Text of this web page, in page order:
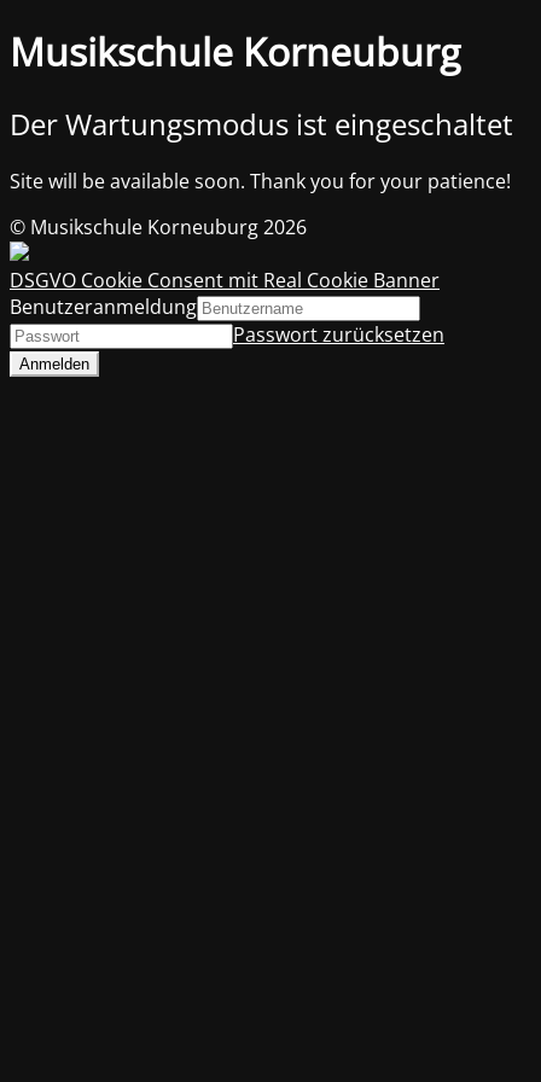
Musikschule Korneuburg
Der Wartungsmodus ist eingeschaltet
Site will be available soon. Thank you for your patience!
© Musikschule Korneuburg 2026
DSGVO Cookie Consent mit Real Cookie Banner
Benutzeranmeldung
Passwort zurücksetzen